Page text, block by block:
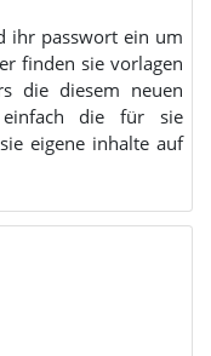
ihr passwort ein um
finden sie vorlagen
die diesem neuen
einfach die für sie
eigene inhalte auf